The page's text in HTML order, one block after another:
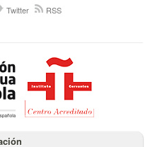
Twitter
RSS